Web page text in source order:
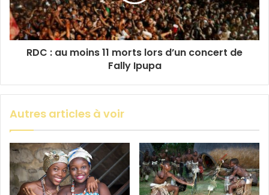
RDC : au moins 11 morts lors d’un concert de
Fally Ipupa
Autres articles à voir